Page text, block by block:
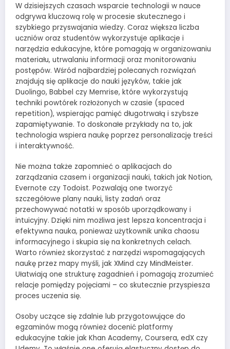
W dzisiejszych czasach wsparcie technologii w nauce
odgrywa kluczową rolę w procesie skutecznego i
szybkiego przyswajania wiedzy. Coraz większa liczba
uczniów oraz studentów wykorzystuje aplikacje i
narzędzia edukacyjne, które pomagają w organizowaniu
materiału, utrwalaniu informacji oraz monitorowaniu
postępów. Wśród najbardziej polecanych rozwiązań
znajdują się aplikacje do nauki języków, takie jak
Duolingo, Babbel czy Memrise, które wykorzystują
techniki powtórek rozłożonych w czasie (spaced
repetition), wspierając pamięć długotrwałą i szybsze
zapamiętywanie. To doskonałe przykłady na to, jak
technologia wspiera naukę poprzez personalizację treści
i interaktywność.
Nie można także zapomnieć o aplikacjach do
zarządzania czasem i organizacji nauki, takich jak Notion,
Evernote czy Todoist. Pozwalają one tworzyć
szczegółowe plany nauki, listy zadań oraz
przechowywać notatki w sposób uporządkowany i
intuicyjny. Dzięki nim możliwa jest lepsza koncentracja i
efektywna nauka, ponieważ użytkownik unika chaosu
informacyjnego i skupia się na konkretnych celach.
Warto również skorzystać z narzędzi wspomagających
naukę przez mapy myśli, jak XMind czy MindMeister.
Ułatwiają one strukturę zagadnień i pomagają zrozumieć
relacje pomiędzy pojęciami – co skutecznie przyspiesza
proces uczenia się.
Osoby uczące się zdalnie lub przygotowujące do
egzaminów mogą również docenić platformy
edukacyjne takie jak Khan Academy, Coursera, edX czy